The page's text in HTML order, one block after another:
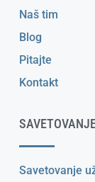
Naš tim
Blog
Pitajte
Kontakt
Savetovanje